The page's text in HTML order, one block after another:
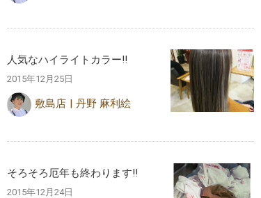
人気なハイライトカラー‼︎
2015年12月25日
敷島店 丹野 麻利絵
そろそろ厄年も終わります‼︎
2015年12月24日